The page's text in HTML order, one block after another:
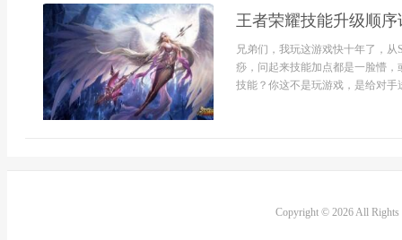
王者荣耀技能升级顺
兄弟们，我玩这游戏快十年了，
痧，问起来技能加点都是一脸懵，
技能？你这不是玩游戏，是给对
Copyright © 2026 All